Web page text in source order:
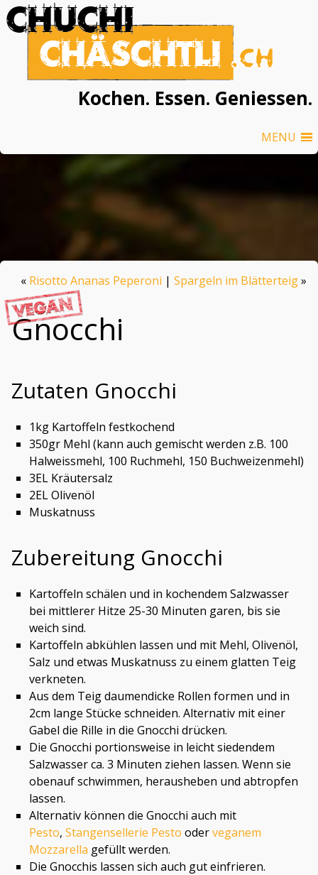
Kochen. Essen. Geniessen.
MENU
« Risotto Ananas Peperoni | Spargeln im Blätterteig»
Gnocchi
Zutaten Gnocchi
1kg Kartoffeln festkochend
350gr Mehl (kann auch gemischt werden z.B. 100
Halweissmehl, 100 Ruchmehl, 150 Buchweizenmehl)
3EL Kräutersalz
2EL Olivenöl
Muskatnuss
Zubereitung Gnocchi
Kartoffeln schälen und in kochendem Salzwasser
bei mittlerer Hitze 25-30 Minuten garen, bis sie
weich sind.
Kartoffeln abkühlen lassen und mit Mehl, Olivenöl,
Salz und etwas Muskatnuss zu einem glatten Teig
verkneten.
Aus dem Teig daumendicke Rollen formen und in
2cm lange Stücke schneiden. Alternativ mit einer
Gabel die Rille in die Gnocchi drücken.
Die Gnocchi portionsweise in leicht siedendem
Salzwasser ca. 3 Minuten ziehen lassen. Wenn sie
obenauf schwimmen, herausheben und abtropfen
lassen.
Alternativ können die Gnocchi auch mit
Pesto, Stangensellerie Pesto oderveganem
Mozzarella gefüllt werden.
Die Gnocchis lassen sich auch gut einfrieren.